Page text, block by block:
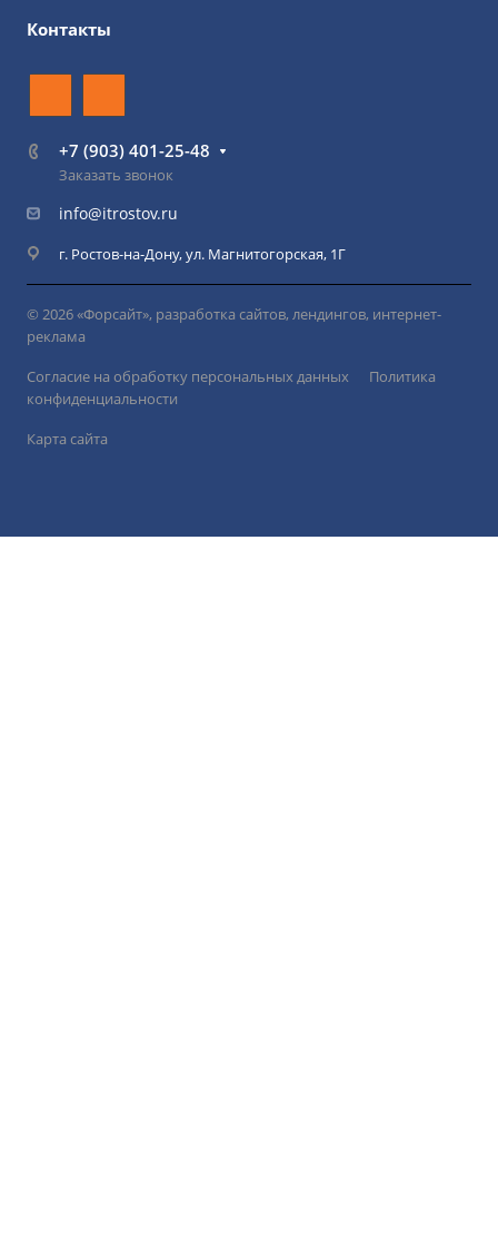
Контакты
+7 (903) 401-25-48
Заказать звонок
info@itrostov.ru
г. Ростов-на-Дону, ул. Магнитогорская, 1Г
© 2026 «Форсайт», разработка сайтов, лендингов, интернет-
реклама
Согласие на обработку персональных данных
Политика
конфиденциальности
Карта сайта